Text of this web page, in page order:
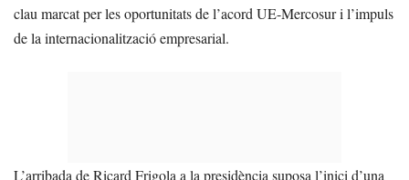
clau marcat per les oportunitats de l’acord UE-Mercosur i l’impuls
de la internacionalització empresarial.
L’arribada de Ricard Frigola a la presidència suposa l’inici d’una